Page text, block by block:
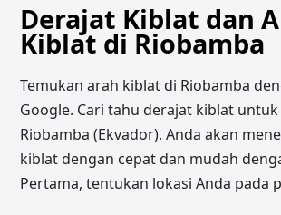
Derajat Kiblat dan
Kiblat di Riobamba
Temukan arah kiblat di Riobamba
Google. Cari tahu derajat kiblat
Riobamba (Ekvador). Anda akan
kiblat dengan cepat dan mudah
Pertama, tentukan lokasi Anda pada